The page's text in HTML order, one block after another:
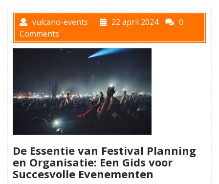
vulcano-events 22 april 2024
0
Comments
De Essentie van Festival Planning
en Organisatie: Een Gids voor
Succesvolle Evenementen